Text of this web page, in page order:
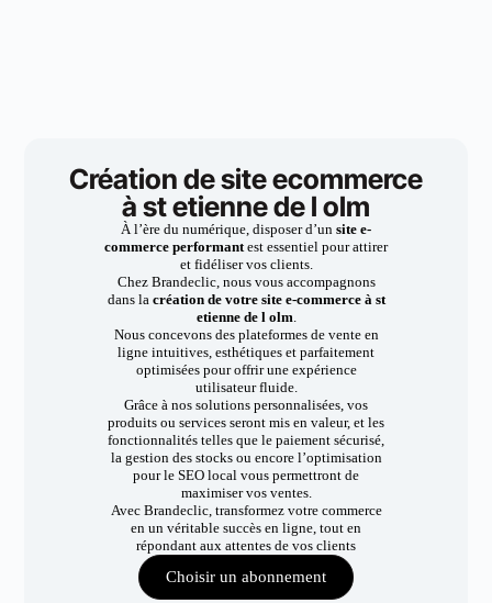
Création de site ecommerce
à st etienne de l olm
À l’ère du numérique, disposer d’un site e-
commerce performantest essentiel pour attirer
et fidéliser vos clients.
Chez Brandeclic, nous vous accompagnons
dans la création de votre site e-commerce à st
etienne de l olm.
Nous concevons des plateformes de vente en
ligne intuitives, esthétiques et parfaitement
optimisées pour offrir une expérience
utilisateur fluide.
Grâce à nos solutions personnalisées, vos
produits ou services seront mis en valeur, et les
fonctionnalités telles que le paiement sécurisé,
la gestion des stocks ou encore l’optimisation
pour le SEO local vous permettront de
maximiser vos ventes.
Avec Brandeclic, transformez votre commerce
en un véritable succès en ligne, tout en
répondant aux attentes de vos clients
Choisir un abonnement